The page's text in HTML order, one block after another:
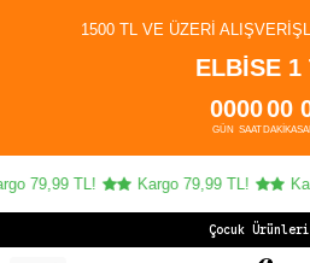
1500 TL VE ÜZERI
ELBİSE 1
00
GÜN
00
SAAT
00
DAKIKA
79,99 TL! Kargo 79,99 TL!
Çocuk